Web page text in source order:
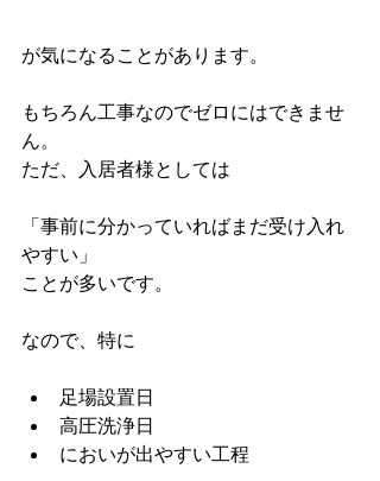
が気になることがあります。
もちろん工事なのでゼロにはできませ
ん。
ただ、入居者様としては
「事前に分かっていればまだ受け入れ
やすい」
ことが多いです。
なので、特に
足場設置日
高圧洗浄日
においが出やすい工程